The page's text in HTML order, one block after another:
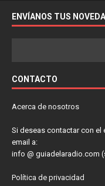
ENVÍANOS TUS
CONTACTO
Acerca de nosotros
Si deseas contactar con el
email a:
info @ guiadelaradio.com
Política de privacidad